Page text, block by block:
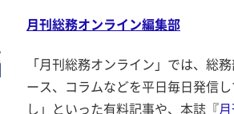
月刊総務オンライン編集部
「月刊総務オンライン」では、総
ース、コラムなどを平日毎日発信
し」といった有料記事や、本誌『